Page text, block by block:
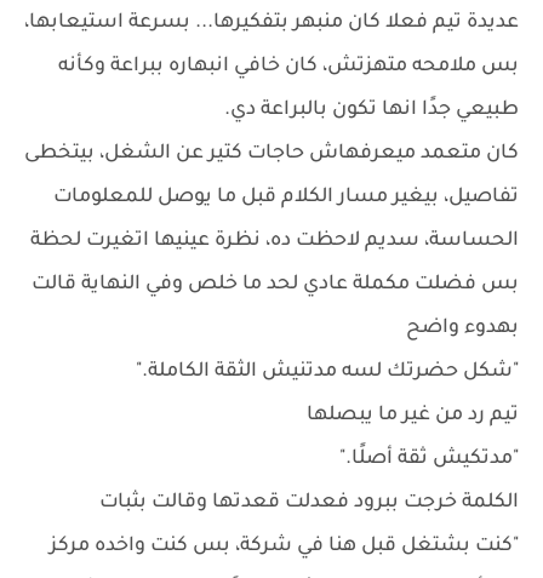
عديدة تيم فعلا كان منبهر بتفكيرها... بسرعة استيعابها،
بس ملامحه متهزتش، كان خافي انبهاره ببراعة وكأنه
طبيعي جدًا انها تكون بالبراعة دي.
كان متعمد ميعرفهاش حاجات كتير عن الشغل، بيتخطى
تفاصيل، بيغير مسار الكلام قبل ما يوصل للمعلومات
الحساسة، سديم لاحظت ده، نظرة عينيها اتغيرت لحظة
بس فضلت مكملة عادي لحد ما خلص وفي النهاية قالت
بهدوء واضح
"شكل حضرتك لسه مدتنيش الثقة الكاملة."
تيم رد من غير ما يبصلها
"مدتكيش ثقة أصلًا."
الكلمة خرجت ببرود فعدلت قعدتها وقالت بثبات
"كنت بشتغل قبل هنا في شركة، بس كنت واخده مركز